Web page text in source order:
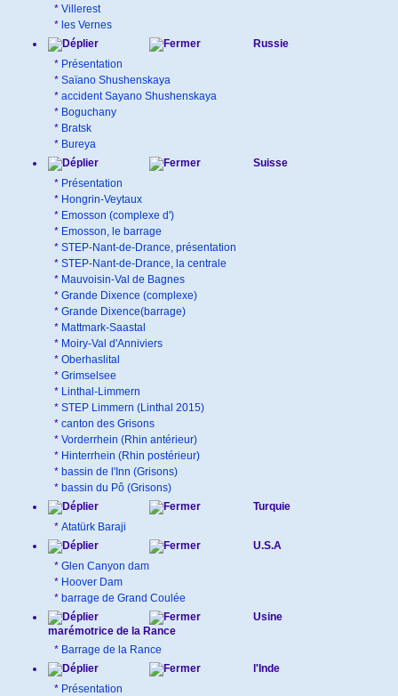
* Villerest
* les Vernes
Russie
* Présentation
* Saïano Shushenskaya
* accident Sayano Shushenskaya
* Boguchany
* Bratsk
* Bureya
Suisse
* Présentation
* Hongrin-Veytaux
* Emosson (complexe d')
* Emosson, le barrage
* STEP-Nant-de-Drance, présentation
* STEP-Nant-de-Drance, la centrale
* Mauvoisin-Val de Bagnes
* Grande Dixence (complexe)
* Grande Dixence(barrage)
* Mattmark-Saastal
* Moiry-Val d'Anniviers
* Oberhaslital
* Grimselsee
* Linthal-Limmern
* STEP Limmern (Linthal 2015)
* canton des Grisons
* Vorderrhein (Rhin antérieur)
* Hinterrhein (Rhin postérieur)
* bassin de l'Inn (Grisons)
* bassin du Pô (Grisons)
Turquie
* Atatürk Baraji
U.S.A
* Glen Canyon dam
* Hoover Dam
* barrage de Grand Coulée
Usine
marémotrice de la Rance
* Barrage de la Rance
l'Inde
* Présentation